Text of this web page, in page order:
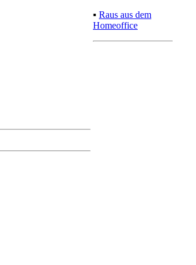
▪ Raus aus dem
Homeoffice